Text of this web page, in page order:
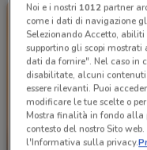
-3
Noi e i nostri 1012partner
come i dati di navigazione
Selezionando Accetto,
supportino gli scopi
dati da fornire". Nel caso in
disabilitate, alcuni
essere rilevanti. Puoi
modificare le tue scelte o
Mostra finalità in fondo alla
contesto del nostro Sito
l'Informativa sulla privacy.